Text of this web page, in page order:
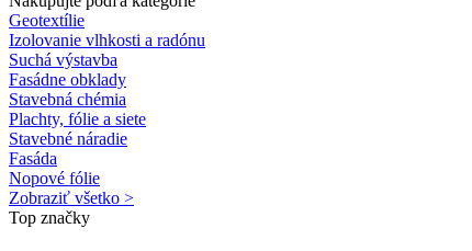
Geotextílie
Izolovanie vlhkosti a radónu
Suchá výstavba
Fasádne obklady
Stavebná chémia
Plachty, fólie a siete
Stavebné náradie
Fasáda
Nopové fólie
Zobraziť všetko >
Top značky